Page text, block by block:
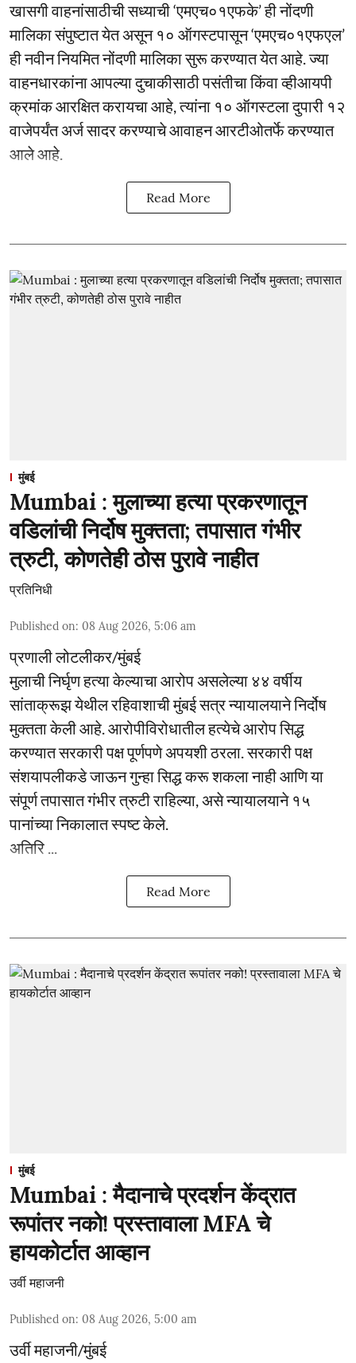
खासगी वाहनांसाठीची सध्याची ‘एमएच०१एफके’ ही नोंदणी
मालिका संपुष्टात येत असून १० ऑगस्टपासून ‘एमएच०१एफएल’
ही नवीन नियमित नोंदणी मालिका सुरू करण्यात येत आहे. ज्या
वाहनधारकांना आपल्या दुचाकीसाठी पसंतीचा किंवा व्हीआयपी
क्रमांक आरक्षित करायचा आहे, त्यांना १० ऑगस्टला दुपारी १२
वाजेपर्यंत अर्ज सादर करण्याचे आवाहन आरटीओतर्फे करण्यात
आले आहे.
Read More
मुंबई
Mumbai : मुलाच्या हत्या प्रकरणातून
वडिलांची निर्दोष मुक्तता; तपासात गंभीर
त्रुटी, कोणतेही ठोस पुरावे नाहीत
प्रतिनिधी
Published on: 08 Aug 2026, 5:06 am
प्रणाली लोटलीकर/मुंबई
मुलाची निर्घृण हत्या केल्याचा आरोप असलेल्या ४४ वर्षीय
सांताक्रूझ येथील रहिवाशाची मुंबई सत्र न्यायालयाने निर्दोष
मुक्तता केली आहे. आरोपीविरोधातील हत्येचे आरोप सिद्ध
करण्यात सरकारी पक्ष पूर्णपणे अपयशी ठरला. सरकारी पक्ष
संशयापलीकडे जाऊन गुन्हा सिद्ध करू शकला नाही आणि या
संपूर्ण तपासात गंभीर त्रुटी राहिल्या, असे न्यायालयाने १५
पानांच्या निकालात स्पष्ट केले.
अतिरि ...
Read More
मुंबई
Mumbai : मैदानाचे प्रदर्शन केंद्रात
रूपांतर नको! प्रस्तावाला MFA चे
हायकोर्टात आव्हान
उर्वी महाजनी
Published on: 08 Aug 2026, 5:00 am
उर्वी महाजनी/मुंबई